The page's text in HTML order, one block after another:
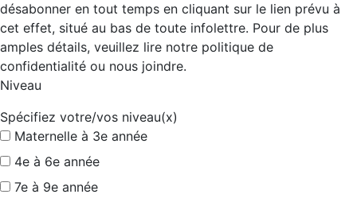
désabonner en tout temps en cliquant sur le lien prévu à
cet effet, situé au bas de toute infolettre. Pour de plus
amples détails, veuillez lire notre politique de
confidentialité ou nous joindre.
Niveau
Spécifiez votre/vos niveau(x)
Maternelle à 3e année
4e à 6e année
7e à 9e année